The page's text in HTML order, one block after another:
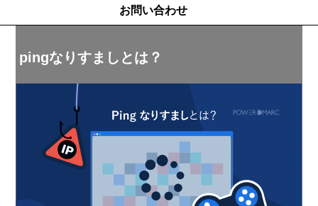
お問い合わせ
pingなりすましとは？